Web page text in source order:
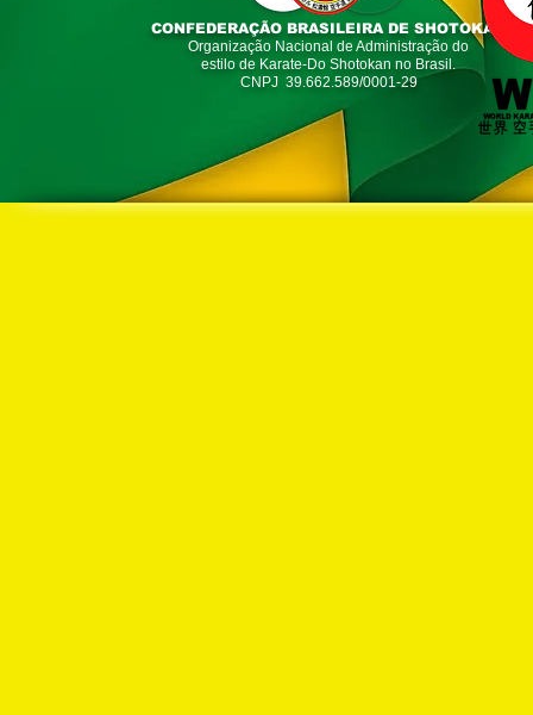
Contato Oficial CBS
CONFEDERAÇÃO BRASILEIRA DE SHOTOKAN
Organização Nacional de Administração do
estilo de Karate-Do Shotokan no Brasil.
CNPJ 39.662.589/0001-29